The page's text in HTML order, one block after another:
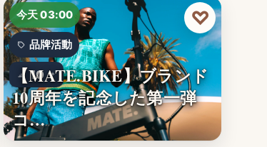
今天 03:00
品牌活動
10
【MATE.BIKE】ブランド
10周年を記念した第一弾
コ…
♡